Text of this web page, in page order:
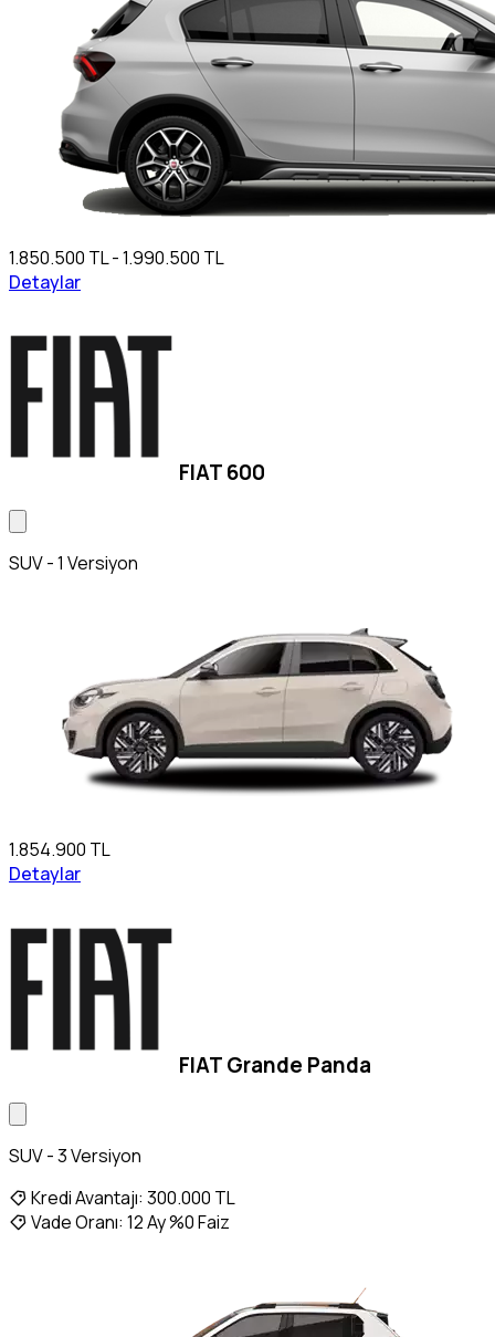
1.850.500 TL - 1.990.500 TL
Detaylar
FIAT 600
SUV - 1 Versiyon
1.854.900 TL
Detaylar
FIAT Grande Panda
SUV - 3 Versiyon
Kredi Avantajı: 300.000 TL
Vade Oranı: 12 Ay %0 Faiz